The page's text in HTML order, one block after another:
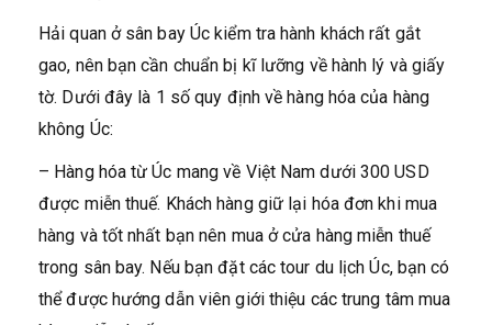
Hải quan ở sân bay Úc kiểm tra hành khách rất gắt
gao, nên bạn cần chuẩn bị kĩ lưỡng về hành lý và giấy
tờ. Dưới đây là 1 số quy định về hàng hóa của hàng
không Úc:
– Hàng hóa từ Úc mang về Việt Nam dưới 300 USD
được miễn thuế. Khách hàng giữ lại hóa đơn khi mua
hàng và tốt nhất bạn nên mua ở cửa hàng miễn thuế
trong sân bay. Nếu bạn đặt các tour du lịch Úc, bạn có
thể được hướng dẫn viên giới thiệu các trung tâm mua